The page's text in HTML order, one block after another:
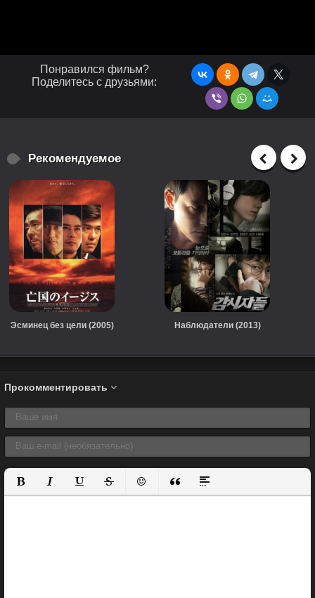
Понравился фильм?
Поделитесь с друзьями:
Рекомендуемое
Эсминец без цели (2005) Наблюдатели (2013)
Прокомментировать
Полужирный
КурсивПодчеркнутый
ЗачеркнутыйВставить смайлик
Вставка цитаты
Вставка спойлера